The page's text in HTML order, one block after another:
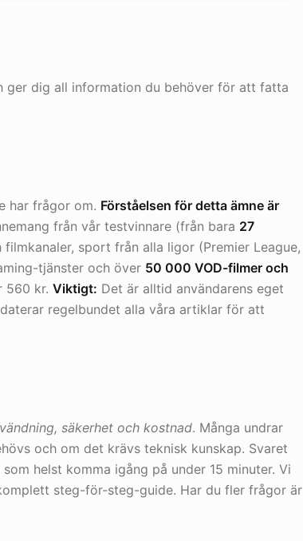
ger dig all information du behöver för att fatta
har frågor om. Förståelsen för detta ämne är
från vår testvinnare (från bara 27
sport från alla ligor (Premier League,
tjänster och över 50 000 VOD-filmer och
560 kr. Viktigt: Det är alltid användarens eget
regelbundet alla våra artiklar för att
säkerhet och kostnad. Många undrar
och om det krävs teknisk kunskap. Svaret
helst komma igång på under 15 minuter. Vi
steg-för-steg-guide. Har du fler frågor är